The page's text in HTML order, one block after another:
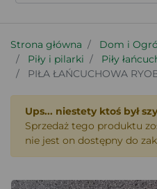
Strona główna Dom i
Piły i pilarki
Piły
PIŁA ŁAŃCUCHOWA
Ups... niestety ktoś był
Sprzedaż tego produktu
nie jest on dostępny do